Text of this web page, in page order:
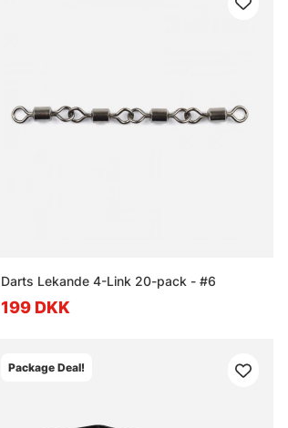
Darts Lekande 4-Link 20-pack - #6
199 DKK
Package Deal!